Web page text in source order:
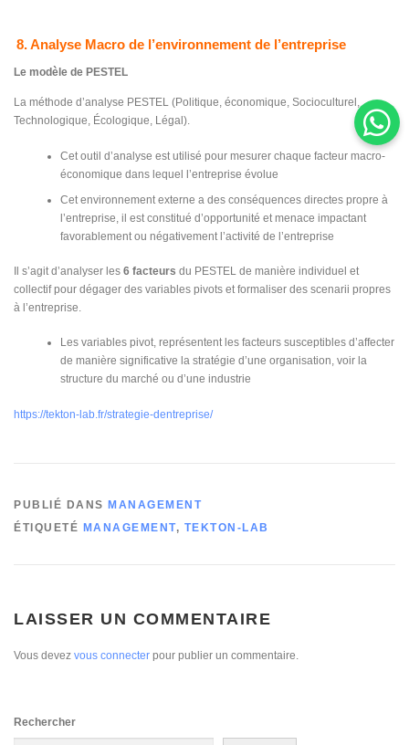
8. Analyse Macro de l’environnement de l’entreprise
Le modèle de PESTEL
La méthode d’analyse PESTEL (Politique, économique, Socioculturel,
Technologique, Écologique, Légal).
Cet outil d’analyse est utilisé pour mesurer chaque facteur macro-
économique dans lequel l’entreprise évolue
Cet environnement externe a des conséquences directes propre à
l’entreprise, il est constitué d’opportunité et menace impactant
favorablement ou négativement l’activité de l’entreprise
Il s’agit d’analyser les 6 facteurs du PESTEL de manière individuel et
collectif pour dégager des variables pivots et formaliser des scenarii propres
à l’entreprise.
Les variables pivot, représentent les facteurs susceptibles d’affecter
de manière significative la stratégie d’une organisation, voir la
structure du marché ou d’une industrie
https://tekton-lab.fr/strategie-dentreprise/
PUBLIÉ DANS MANAGEMENT
ÉTIQUETÉ MANAGEMENT, TEKTON-LAB
LAISSER UN COMMENTAIRE
Vous devez vous connecter pour publier un commentaire.
Rechercher